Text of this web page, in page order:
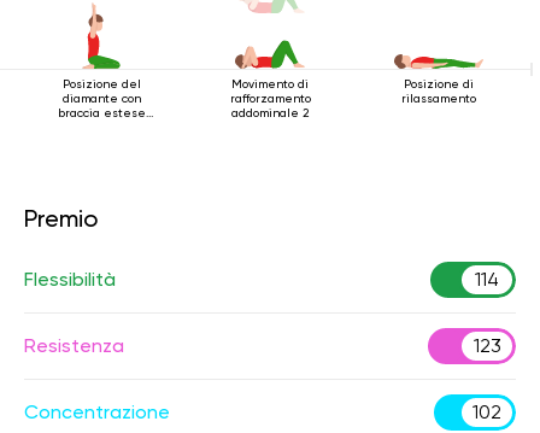
Posizione del
diamante con
braccia estese
Movimento di
rafforzamento
addominale 2
Posizione di
rilassamento
Premio
Flessibilità 114
Resistenza 123
Concentrazione 102